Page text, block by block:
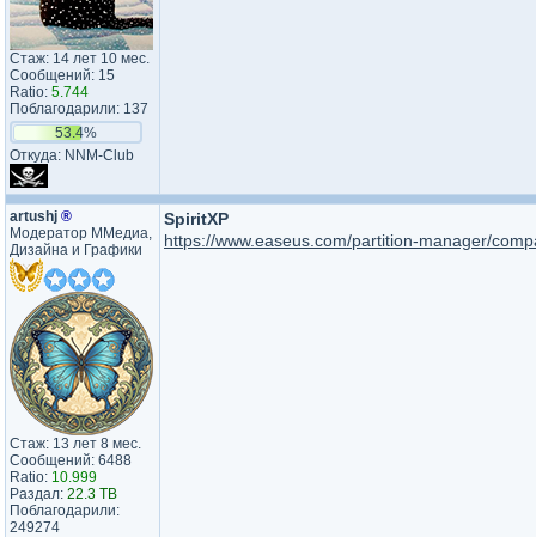
Стаж: 14 лет 10 мес.
Сообщений: 15
Ratio: 5.744
Поблагодарили: 137
53.4%
Откуда: NNM-Club
artushj ®
Модератор ММедиа,
Дизайна и Графики
Стаж: 13 лет 8 мес.
Сообщений: 6488
Ratio: 10.999
Раздал: 22.3 TB
Поблагодарили:
249274
SpiritXP
https://www.easeus.com/partition-manager/